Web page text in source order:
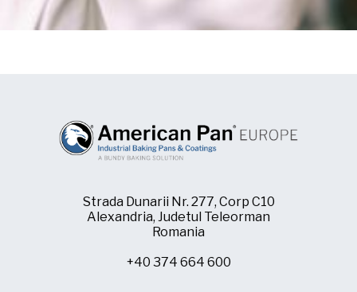
Strada Dunarii Nr. 277, Corp C10
Alexandria, Judetul Teleorman
Romania
+40 374 664 600